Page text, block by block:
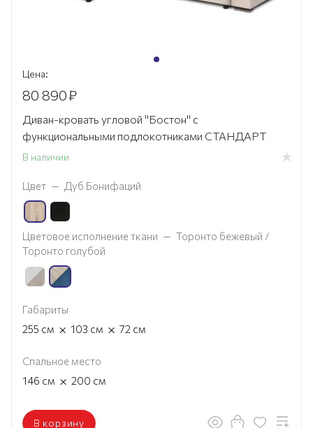
Цена:
80 890₽
Диван-кровать угловой "Бостон" с
функциональными подлокотниками СТАНДАРТ
В наличии
Цвет — Дуб Бонифаций
Цветовое исполнение ткани — Торонто бежевый /
Торонто голубой
Габариты
255 см × 103 см × 72 см
Спальное место
146 см × 200 см
В корзину